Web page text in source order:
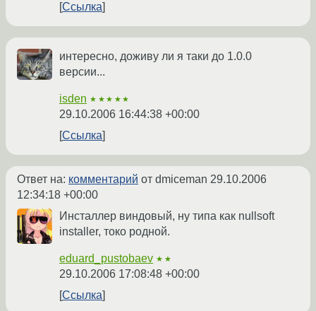
Ссылка
интересно, доживу ли я таки до 1.0.0
версии...
isden ★★★★★
29.10.2006 16:44:38 +00:00
Ссылка
Ответ на: комментарий от dmiceman 29.10.2006
12:34:18 +00:00
Инсталлер виндовый, ну типа как nullsoft
installer, токо родной.
eduard_pustobaev ★★
29.10.2006 17:08:48 +00:00
Ссылка